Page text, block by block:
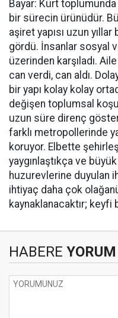
Bayar: Kürt toplumunda
bir sürecin ürünüdür.
aşiret yapısı uzun
gördü. İnsanlar sosyal
üzerinden karşıladı.
can verdi, can aldı.
bir yapı kolay kolay
değişen toplumsal
uzun süre direnç
farklı metropollerinde
koruyor. Elbette
yaygınlaştıkça ve büyük
huzurevlerine duyulan
ihtiyaç daha çok
kaynaklanacaktır; keyfi
HABERE